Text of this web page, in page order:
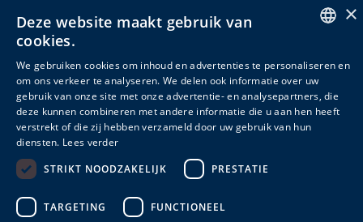
Productinfo Verpakkingsinfo Accessoires
Gerelateerde producten
Referentie
Hoogte
Breedte
Diepte
DUTCH
FRENCH
×
Deze website maakt gebruik van
cookies.
We gebruiken cookies om inhoud en advertenties te personaliseren en
om ons verkeer te analyseren. We delen ook informatie over uw
gebruik van onze site met onze advertentie- en analysepartners, die
deze kunnen combineren met andere informatie die u aan hen heeft
verstrekt of die zij hebben verzameld door uw gebruik van hun
diensten. Lees verder
STRIKT NOODZAKELIJK
PRESTATIE
TARGETING FUNCTIONEEL